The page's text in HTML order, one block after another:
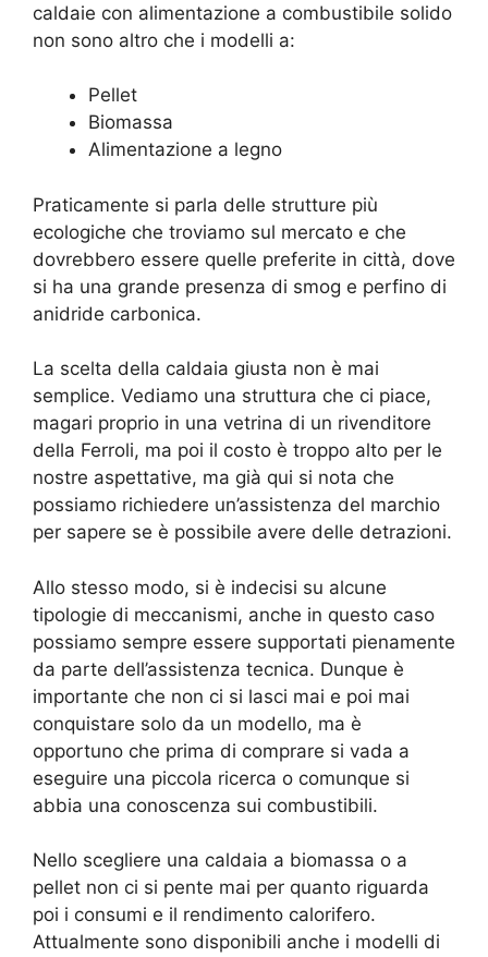
caldaie con alimentazione a combustibile solido
non sono altro che i modelli a:
Pellet
Biomassa
Alimentazione a legno
Praticamente si parla delle strutture più
ecologiche che troviamo sul mercato e che
dovrebbero essere quelle preferite in città, dove
si ha una grande presenza di smog e perfino di
anidride carbonica.
La scelta della caldaia giusta non è mai
semplice. Vediamo una struttura che ci piace,
magari proprio in una vetrina di un rivenditore
della Ferroli, ma poi il costo è troppo alto per le
nostre aspettative, ma già qui si nota che
possiamo richiedere un’assistenza del marchio
per sapere se è possibile avere delle detrazioni.
Allo stesso modo, si è indecisi su alcune
tipologie di meccanismi, anche in questo caso
possiamo sempre essere supportati pienamente
da parte dell’assistenza tecnica. Dunque è
importante che non ci si lasci mai e poi mai
conquistare solo da un modello, ma è
opportuno che prima di comprare si vada a
eseguire una piccola ricerca o comunque si
abbia una conoscenza sui combustibili.
Nello scegliere una caldaia a biomassa o a
pellet non ci si pente mai per quanto riguarda
poi i consumi e il rendimento calorifero.
Attualmente sono disponibili anche i modelli di